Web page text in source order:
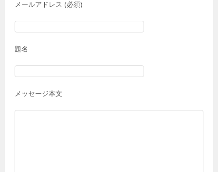
メールアドレス (必須)
題名
メッセージ本文